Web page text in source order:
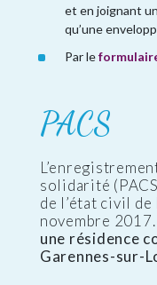
et en joignant
qu’une
Par le
PACS
solidarité
de l’état civil
novembre 2017.
une résidence
Garennes-sur-